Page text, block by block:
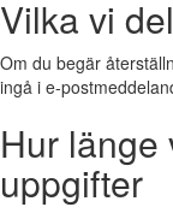
Vilka vi
Om du begär
ingå i e-
Hur länge
uppgifter